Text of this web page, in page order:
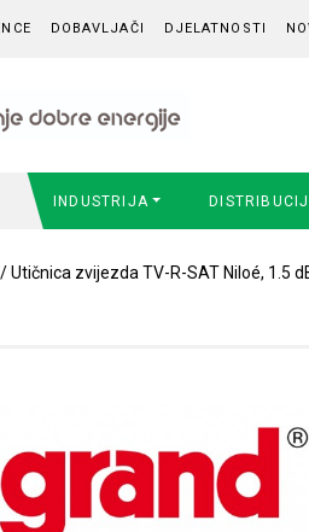
DOBAVLJAČI DJELATNOSTI
INDUSTRIJA
/ Utičnica zvijezda TV-R-SAT Niloé, 1.5